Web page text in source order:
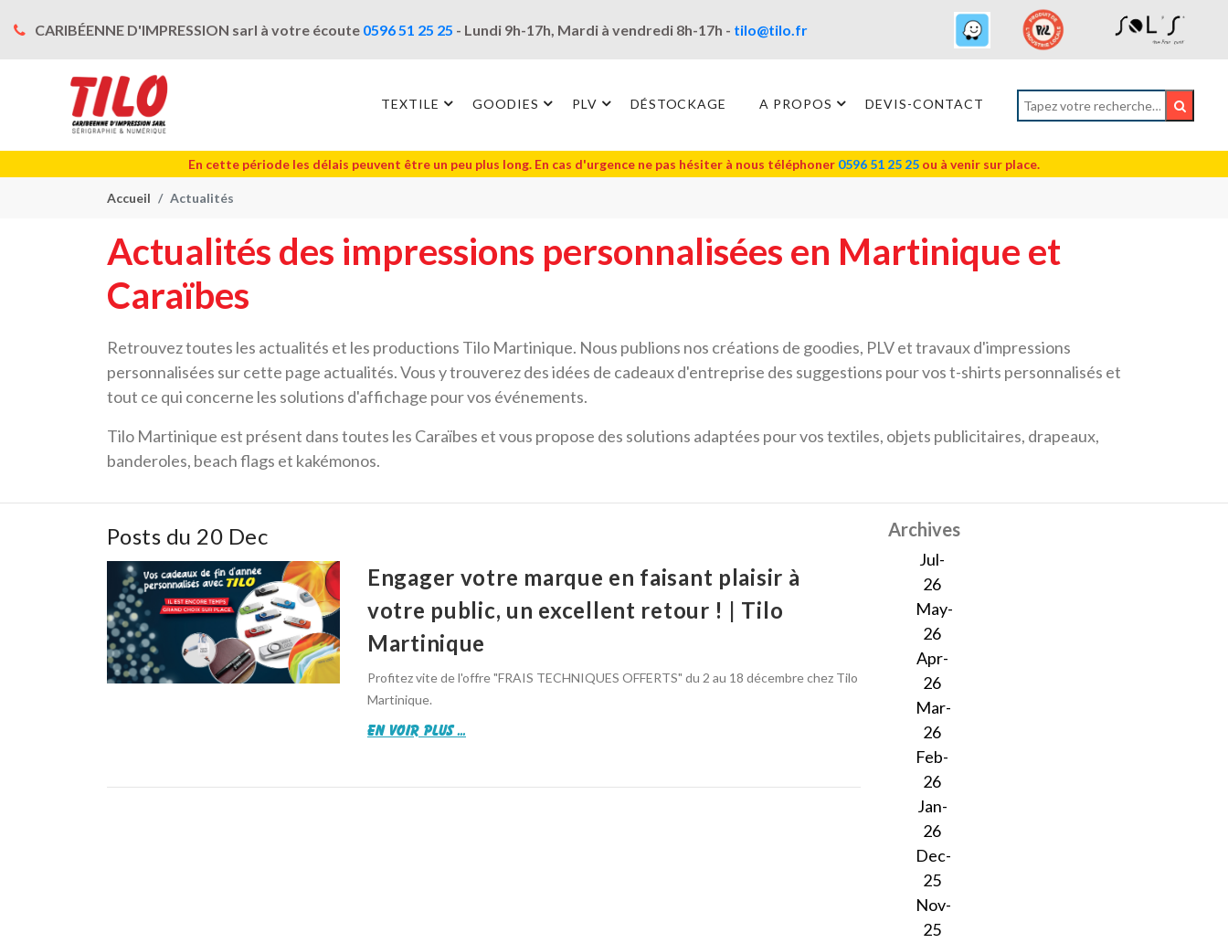
CARIBÉENNE D'IMPRESSION sarl à votre écoute 0596 51 25 25 - Lundi 9h-17h, Mardi à vendredi 8h-17h - tilo@tilo.fr
TEXTILE GOODIES PLV DÉSTOCKAGE A PROPOS DEVIS-CONTACT
En cette période les délais peuvent être un peu plus long. En cas d'urgence ne pas hésiter à nous téléphoner 0596 51 25 25 ou à venir sur place.
Accueil Actualités
Actualités des impressions personnalisées en Martinique et
Caraïbes
Retrouvez toutes les actualités et les productions Tilo Martinique. Nous publions nos créations de goodies, PLV et travaux d'impressions
personnalisées sur cette page actualités. Vous y trouverez des idées de cadeaux d'entreprise des suggestions pour vos t-shirts personnalisés et
tout ce qui concerne les solutions d'affichage pour vos événements.
Tilo Martinique est présent dans toutes les Caraïbes et vous propose des solutions adaptées pour vos textiles, objets publicitaires, drapeaux,
banderoles, beach flags et kakémonos.
Posts du 20 Dec
Engager votre marque en faisant plaisir à
votre public, un excellent retour ! | Tilo
Martinique
Profitez vite de l'offre "FRAIS TECHNIQUES OFFERTS" du 2 au 18 décembre chez Tilo
Martinique.
en voir plus ...
Archives
Jul-
26
May-
26
Apr-
26
Mar-
26
Feb-
26
Jan-
26
Dec-
25
Nov-
25